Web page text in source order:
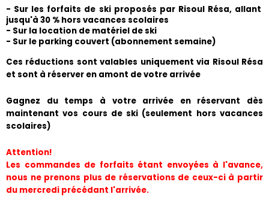
- Sur les forfaits de ski proposés par Risoul Résa, allant
jusqu'à 30 % hors vacances scolaires
- Sur la location de matériel de ski
- Sur le parking couvert (abonnement semaine)
​Ces réductions sont valables uniquement via Risoul Résa
et sont à réserver en amont de votre arrivée
Gagnez du temps à votre arrivée en réservant dès
maintenant vos cours de ski (seulement hors vacances
scolaires)
Attention!
Les commandes de forfaits étant envoyées à l'avance,
nous ne prenons plus de réservations de ceux-ci à partir
du mercredi précédant l'arrivée.